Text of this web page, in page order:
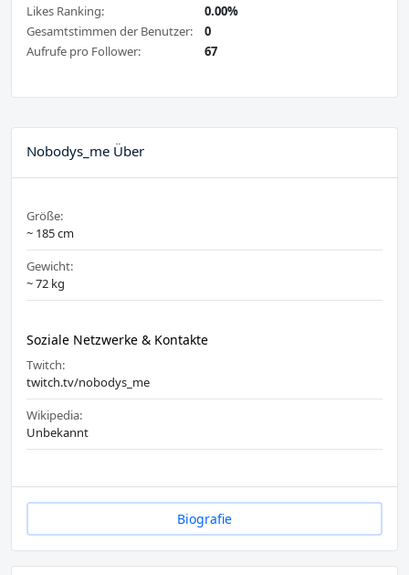
Likes Ranking:
0.00%
Gesamtstimmen der Benutzer:
0
Aufrufe pro Follower:
67
Nobodys_me Über
Größe:
~ 185 cm
Gewicht:
~ 72 kg
Soziale Netzwerke & Kontakte
Twitch:
twitch.tv/nobodys_me
Wikipedia:
Unbekannt
Biografie